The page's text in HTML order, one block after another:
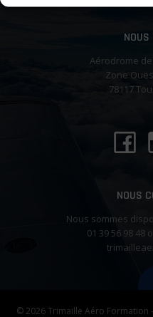
NOUS
Aérodrome
Zone
78117
NOUS
Nous sommes
01 39 56 98 48
© 2026 Trimaille Aéro Formation -